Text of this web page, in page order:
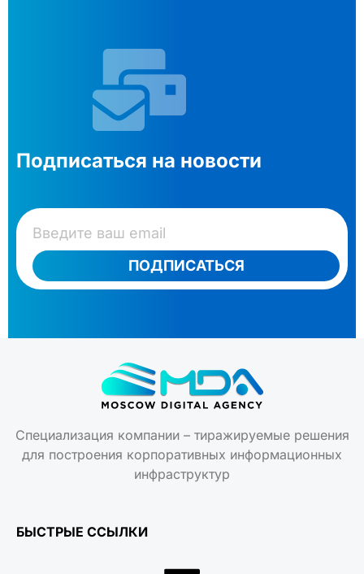
Подписаться на новости
ПОДПИСАТЬСЯ
Специализация компании – тиражируемые решения
для построения корпоративных информационных
инфраструктур
БЫСТРЫЕ ССЫЛКИ